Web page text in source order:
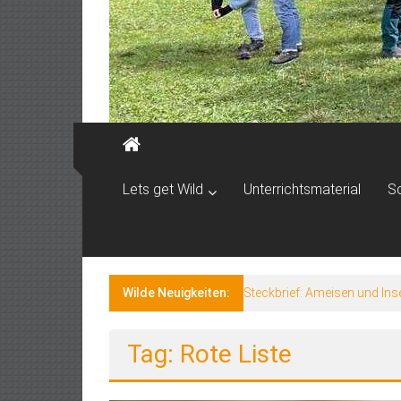
Lets get Wild Unterrichtsmaterial
Wilde Neuigkeiten: Steckbrief: Ameisen und
Tag: Rote Liste